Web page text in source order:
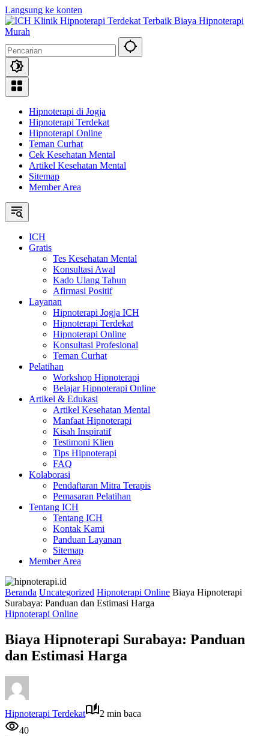
Langsung ke konten
Hipnoterapi di Jogja
Hipnoterapi Terdekat
Hipnoterapi Online
Teman Curhat
Cek Kesehatan Mental
Artikel Kesehatan Mental
Sitemap
Member Area
ICH
Gratis
Tes Kesehatan Mental
Konsultasi Awal
Kado Ulang Tahun
Afirmasi Positif
Layanan
Hipnoterapi Jogja ICH
Hipnoterapi Terdekat
Hipnoterapi Online
Konsultasi Profesional
Teman Curhat
Pelatihan
Workshop Hipnoterapi
Belajar Hipnoterapi Online
Artikel & Edukasi
Artikel Kesehatan Mental
Manfaat Hipnoterapi
Kisah Inspiratif
Testimoni Klien
Tips Hipnoterapi
FAQ
Kolaborasi
Pendaftaran Mitra Terapis
Pemasaran Pelatihan
Tentang ICH
Tentang ICH
Kontak Kami
Panduan Layanan
Sitemap
Member Area
Beranda Uncategorized Hipnoterapi Online Biaya Hipnoterapi
Surabaya: Panduan dan Estimasi Harga
Hipnoterapi Online
Biaya Hipnoterapi Surabaya: Panduan
dan Estimasi Harga
Hipnoterapi Terdekat
2 min baca
40